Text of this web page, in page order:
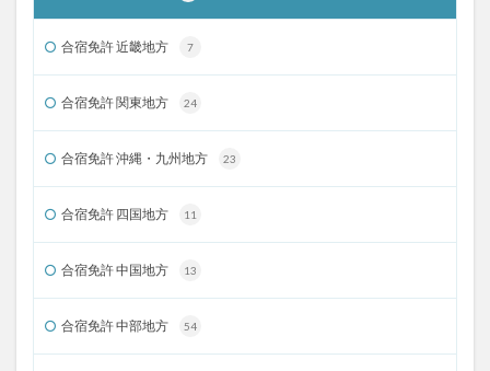
合宿免許 近畿地方 7
合宿免許 関東地方 24
合宿免許 沖縄・九州地方 23
合宿免許 四国地方 11
合宿免許 中国地方 13
合宿免許 中部地方 54